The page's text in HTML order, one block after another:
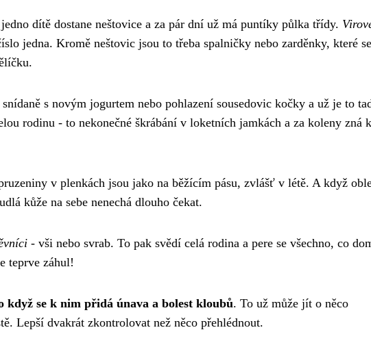
dítě dostane neštovice a za pár dní už má puntíky půlka třídy.
jedna. Kromě neštovic jsou to třeba spalničky nebo zarděnky, které se
s novým jogurtem nebo pohlazení sousedovic kočky a už je to
rodinu - to nekonečné škrábání v loketních jamkách a za koleny zná
v plenkách jsou jako na běžícím pásu, zvlášť v létě. A když
kůže na sebe nenechá dlouho čekat.
- vši nebo svrab. To pak svědí celá rodina a pere se všechno, co
teprve záhul!
když se k nim přidá únava a bolest kloubů. To už může jít o něco
Lepší dvakrát zkontrolovat než něco přehlédnout.